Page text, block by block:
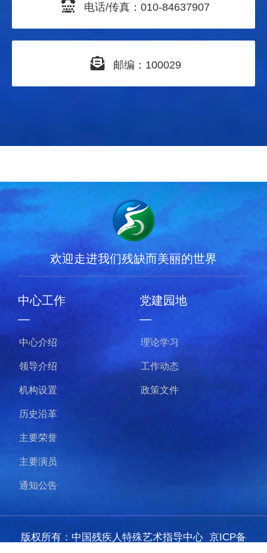
电话/传真： 010-84637907
邮编：100029
欢迎走进我们残缺而美丽的世界
党建园地
—
理论学习
工作动态
政策文件
节目欣赏
我的梦
千手千眼
梦的守望
版权所有：中国残疾人特殊艺术指导中心